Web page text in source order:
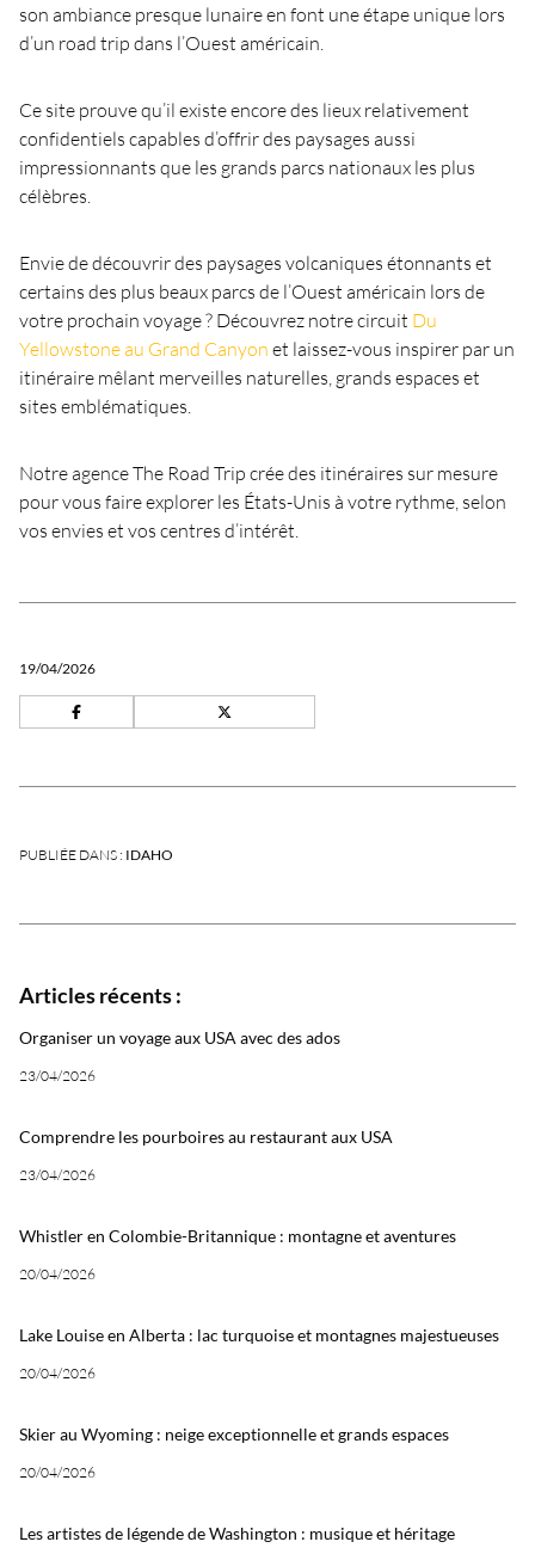
son ambiance presque lunaire en font une étape unique lors
d’un road trip dans l’Ouest américain.
Ce site prouve qu’il existe encore des lieux relativement
confidentiels capables d’offrir des paysages aussi
impressionnants que les grands parcs nationaux les plus
célèbres.
Envie de découvrir des paysages volcaniques étonnants et
certains des plus beaux parcs de l’Ouest américain lors de
votre prochain voyage ? Découvrez notre circuit Du
Yellowstone au Grand Canyon et laissez-vous inspirer par un
itinéraire mêlant merveilles naturelles, grands espaces et
sites emblématiques.
Notre agence The Road Trip crée des itinéraires sur mesure
pour vous faire explorer les États-Unis à votre rythme, selon
vos envies et vos centres d’intérêt.
19/04/2026
PUBLIÉE DANS : IDAHO
Articles récents :
Organiser un voyage aux USA avec des ados
23/04/2026
Comprendre les pourboires au restaurant aux USA
23/04/2026
Whistler en Colombie-Britannique : montagne et aventures
20/04/2026
Lake Louise en Alberta : lac turquoise et montagnes majestueuses
20/04/2026
Skier au Wyoming : neige exceptionnelle et grands espaces
20/04/2026
Les artistes de légende de Washington : musique et héritage